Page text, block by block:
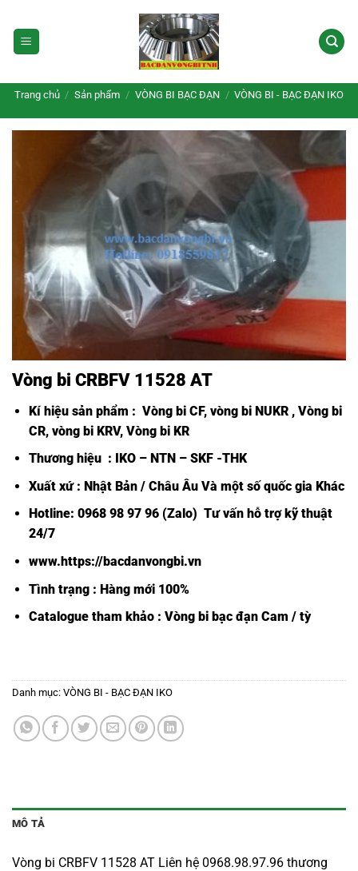
qua
nội
Trang chủ / Sản phẩm / VÒNG BI BẠC ĐẠN / VÒNG BI - BẠC ĐẠN IKO
Vòng bi CRBFV 11528 AT
Kí hiệu sản phẩm : Vòng bi CF, vòng bi NUKR, Vòng bi
CR, vòng bi KRV, Vòng bi KR
Thương hiệu : IKO – NTN – SKF -THK
Xuất xứ : Nhật Bản / Châu Âu Và một số quốc gia Khác
Hotline: 0968 98 97 96 (Zalo) Tư vấn hỗ trợ kỹ thuật
24/7
www.https://bacdanvongbi.vn
Tình trạng : Hàng mới 100%
Catalogue tham khảo : Vòng bi bạc đạn Cam / tỳ
Danh mục: VÒNG BI - BẠC ĐẠN IKO
MÔ TẢ
Vòng bi CRBFV 11528 AT Liên hệ 0968.98.97.96 thương